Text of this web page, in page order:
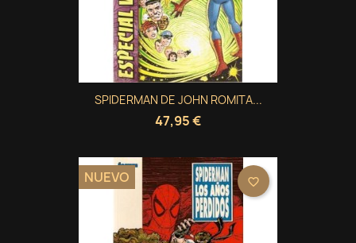
SPIDERMAN DE JOHN ROMITA...
47,95 €
NUEVO favorite_border